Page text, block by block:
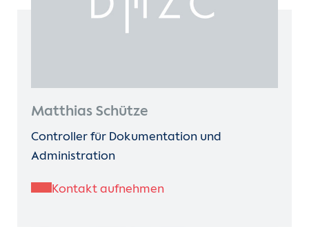
Matthias Schütze
Controller für Dokumentation und
Administration
Kontakt aufnehmen